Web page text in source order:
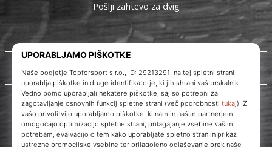
O nas
Storitve za stranke
Pošlji zahtevo za dvig